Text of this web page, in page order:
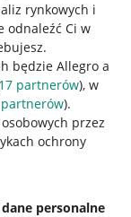
rynkowych i
odnaleźć Ci w
będzie Allegro a
17 partnerów), w
partnerów).
przez
ochrony
personalne